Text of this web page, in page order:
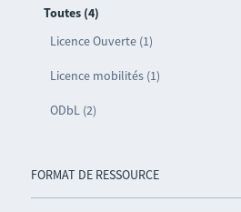
Toutes (4)
Licence Ouverte (1)
Licence mobilités (1)
ODbL (2)
FORMAT DE RESSOURCE